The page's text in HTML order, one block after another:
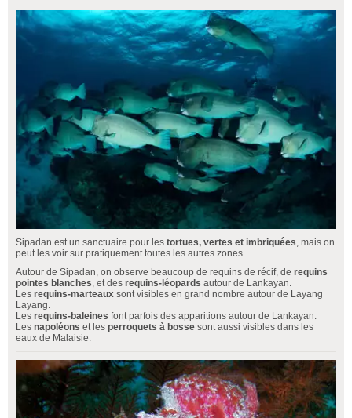
Sipadan est un sanctuaire pour les tortues, vertes et imbriquées, mais on
peut les voir sur pratiquement toutes les autres zones.
Autour de Sipadan, on observe beaucoup de requins de récif, de requins
pointes blanches, et des requins-léopards autour de Lankayan.
Les requins-marteaux sont visibles en grand nombre autour de Layang
Layang.
Les requins-baleines font parfois des apparitions autour de Lankayan.
Les napoléons et les perroquets à bosse sont aussi visibles dans les
eaux de Malaisie.